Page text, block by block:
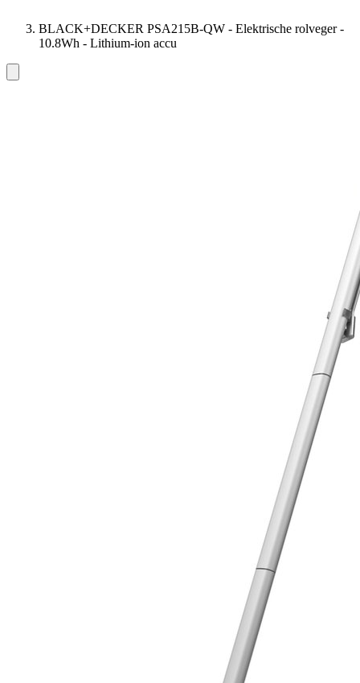
BLACK+DECKER PSA215B-QW - Elektrische rolveger -
10.8Wh - Lithium-ion accu